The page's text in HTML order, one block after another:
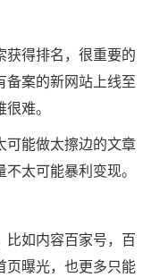
得排名，很重要的
备案的新网站上线至
难。
能做太擦边的文章
太可能暴利变现。
如内容百家号，百
页曝光，也更多只能